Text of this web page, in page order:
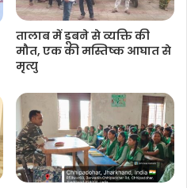
तालाब में डूबने से व्यक्ति की
मौत, एक की मस्तिष्क आघात से
मृत्यु